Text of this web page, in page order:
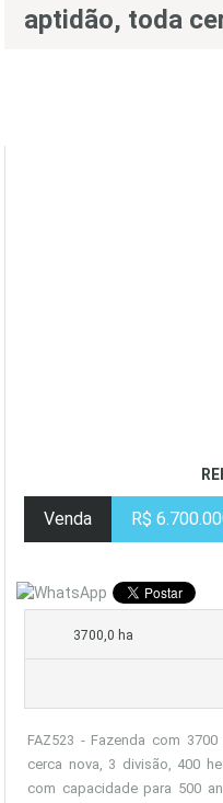
aptidão, toda
Venda R$
3700,0 ha
FAZ523 - Fazenda com
cerca nova, 3 divisão, 400
com capacidade para 500